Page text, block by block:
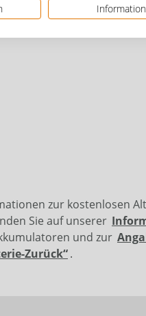
Wolfcraft
zur kostenlosen
Sie auf unserer
und zur
Zurück“.